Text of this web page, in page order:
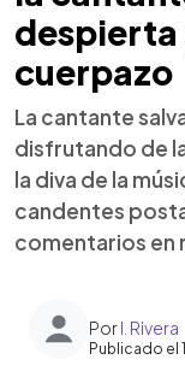
despierta
cuerpazo
La cantante
disfrutando de
la diva de la
candentes
comentarios en
PorI. Rivera
Publicado el